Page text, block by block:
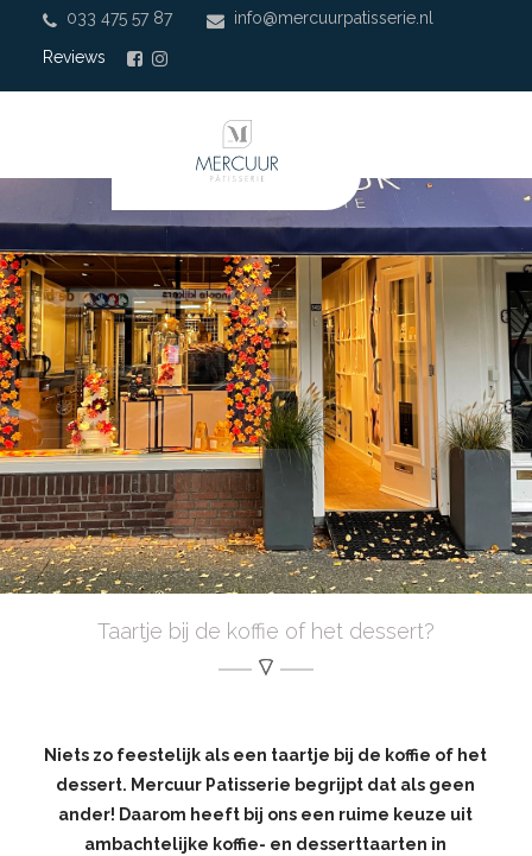
033 475 57 87 info@mercuurpatisserie.nl
Reviews
Taartje bij de koffie of het dessert?
Niets zo feestelijk als een taartje bij de koffie of het
dessert. Mercuur Patisserie begrijpt dat als geen
ander! Daarom heeft bij ons een ruime keuze uit
ambachtelijke koffie- en desserttaarten in